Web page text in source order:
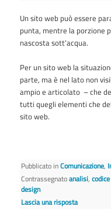
Un sito web può essere
punta, mentre la porzione
nascosta sott’acqua.
Per un sito web la
parte, ma è nel lato non
ampio e articolato – che
tutti quegli elementi che
sito web.
Pubblicato inComunicazione,
Contrassegnatoanalisi,
design
Lascia una risposta